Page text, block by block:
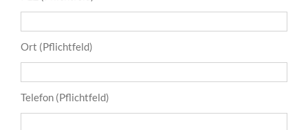
Ort (Pflichtfeld)
Telefon (Pflichtfeld)